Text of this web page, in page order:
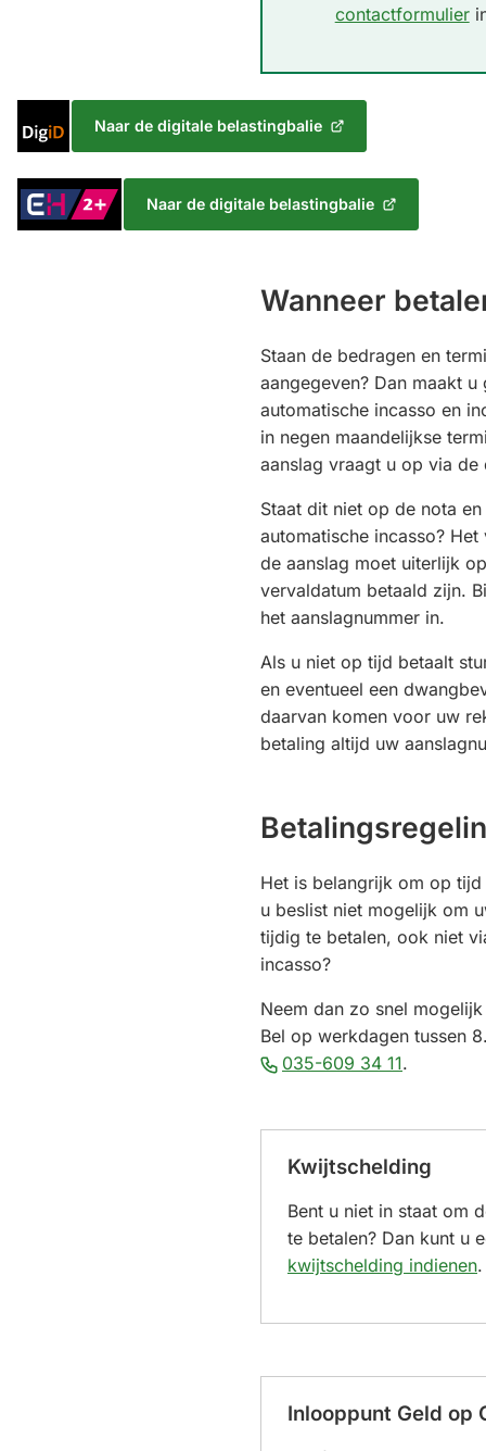
contactformulier
met
Naar de digitale belastingbalie
(Verwijst
een
externe
website)
Inloggen
met
Naar de digitale belastingbalie
(Verwijst
Wanneer
Staan de bedragen en
aangegeven? Dan maakt
automatische incasso en
in negen maandelijkse
aanslag vraagt u op via
Staat dit niet op de nota
automatische incasso?
de aanslag moet uiterlijk
vervaldatum betaald zijn.
het aanslagnummer in.
Als u niet op tijd betaalt
en eventueel een
daarvan komen voor uw
betaling altijd uw
Het is belangrijk om op
u beslist niet mogelijk om
tijdig te betalen, ook niet
incasso?
Neem dan zo snel
Bel op werkdagen tussen
035-609 34 11(Verwijst
.
Kwijtschelding
Bent u niet in staat om
te betalen? Dan kunt u
kwijtschelding indienen.
Inlooppunt Geld op